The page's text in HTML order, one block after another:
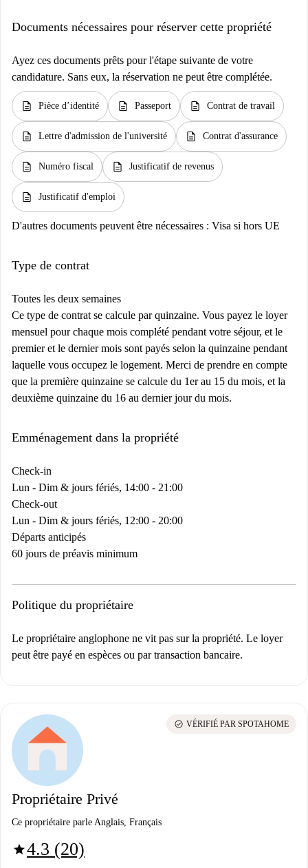
Documents nécessaires pour réserver cette propriété
Ayez ces documents prêts pour l'étape suivante de votre
candidature. Sans eux, la réservation ne peut être complétée.
description Pièce d’identité description Passeport description Contrat de travail
description Lettre d'admission de l'université description Contrat d'assurance
description Numéro fiscal description Justificatif de revenus
description Justificatif d'emploi
D'autres documents peuvent être nécessaires : Visa si hors UE
Type de contrat
Toutes les deux semaines
Ce type de contrat se calcule par quinzaine. Vous payez le loyer
mensuel pour chaque mois complété pendant votre séjour, et le
premier et le dernier mois sont payés selon la quinzaine pendant
laquelle vous occupez le logement. Merci de prendre en compte
que la première quinzaine se calcule du 1er au 15 du mois, et la
deuxième quinzaine du 16 au dernier jour du mois.
Emménagement dans la propriété
Check-in
Lun - Dim & jours fériés, 14:00 - 21:00
Check-out
Lun - Dim & jours fériés, 12:00 - 20:00
Départs anticipés
60 jours de préavis minimum
Politique du propriétaire
Le propriétaire anglophone ne vit pas sur la propriété. Le loyer
peut être payé en espèces ou par transaction bancaire.
Propriétaire Privé
Ce propriétaire parle Anglais, Français
star4.3 (20)
check_circle VÉRIFIÉ PAR SPOTAHOME